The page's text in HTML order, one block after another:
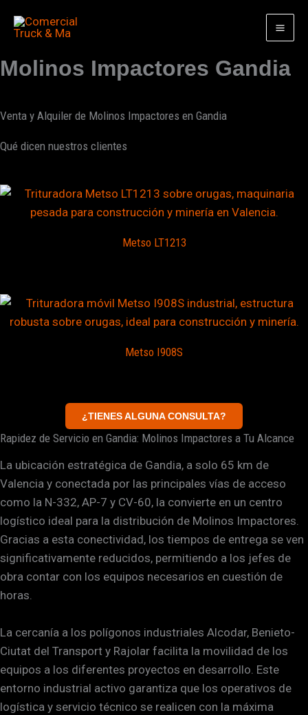
Molinos Impactores Gandia
Venta y Alquiler de Molinos Impactores en Gandia
Qué dicen nuestros clientes
Metso LT1213
Metso I908S
¿TIENES ALGUNA CONSULTA?
Rapidez de Servicio en Gandia: Molinos Impactores a Tu Alcance
La ubicación estratégica de Gandia, a solo 65 km de
Valencia y conectada por las principales vías de acceso
como la N-332, AP-7 y CV-60, la convierte en un centro
logístico ideal para la distribución de Molinos Impactores.
Gracias a esta conectividad, los tiempos de entrega se ven
significativamente reducidos, permitiendo a los jefes de
obra contar con los equipos necesarios en cuestión de
horas.
La cercanía a los polígonos industriales Alcodar, Benieto-
Ciutat del Transport y Rajolar facilita la movilidad de los
equipos a los diferentes proyectos en desarrollo. Este
entorno industrial activo garantiza que los operativos de
logística y servicio técnico se realicen con la máxima